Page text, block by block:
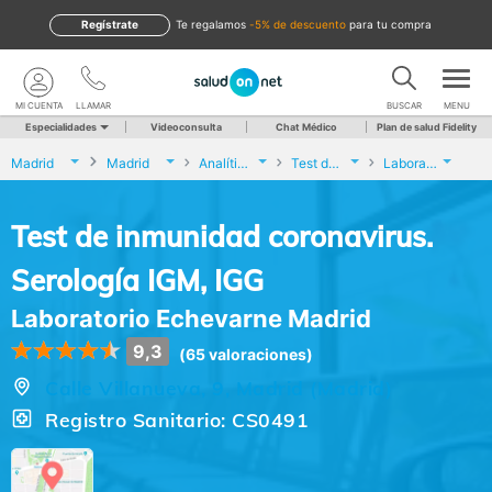
te regalamos -5% de descuento para tu compra
Regístrate
LLAMAR
MI CUENTA BUSCAR MENU
Especialidades Videoconsulta Chat Médico Plan de salud Fidelity
Madrid Madrid Analíticas y Genética Test de inmunidad coronavirus. Serología IGM, IGG Laboratorio Echevarne Madrid
Test de inmunidad coronavirus.
Serología IGM, IGG
Laboratorio Echevarne Madrid
9,3 (65 valoraciones)
Calle Villanueva, 9, Madrid (Madrid)
Registro Sanitario: CS0491